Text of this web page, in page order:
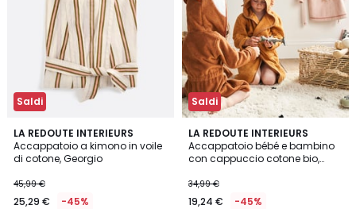
Saldi
LA REDOUTE INTERIEURS
Accappatoio a kimono in voile
di cotone, Georgio
45,99 €
25,29 € -45%
4
/
5
Saldi
LA REDOUTE INTERIEURS
Accappatoio bébé e bambino
con cappuccio cotone bio,
34,99 €
19,24 € -45%
4,4
/ 5